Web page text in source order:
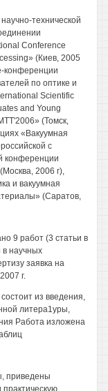
технической
Conference
(Киев, 2005
конференции
по оптике и
Scientific
and Young
(Томск,
«Вакуумная
с
конференции
2006 г),
и вакуумная
(Саратов,
9 работ (3 статьи в
научных
заявка на
г.
из введения,
литера1уры,
Работа изложена
приведены